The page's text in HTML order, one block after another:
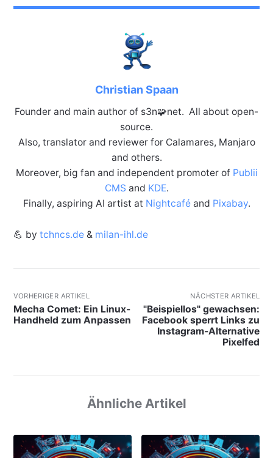
Christian Spaan
Founder and main author of s3n🧩net. All about open-
source.
Also, translator and reviewer for Calamares, Manjaro
and others.
Moreover, big fan and independent promoter of Publii
CMS and KDE.
Finally, aspiring AI artist at Nightcaféand Pixabay.
💪 by tchncs.de& milan-ihl.de
VORHERIGER ARTIKEL
Mecha Comet: Ein Linux-
Handheld zum Anpassen
NÄCHSTER ARTIKEL
"Beispiellos" gewachsen:
Facebook sperrt Links zu
Instagram-Alternative
Pixelfed
Ähnliche Artikel